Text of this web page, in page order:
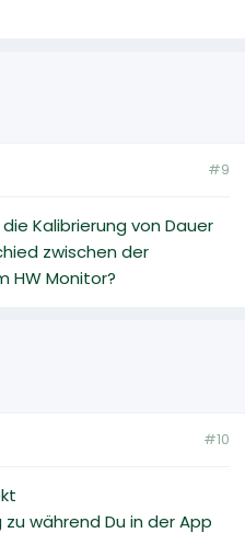
#9
Kalibrierung von Dauer
zwischen der
HW Monitor?
#10
während Du in der App